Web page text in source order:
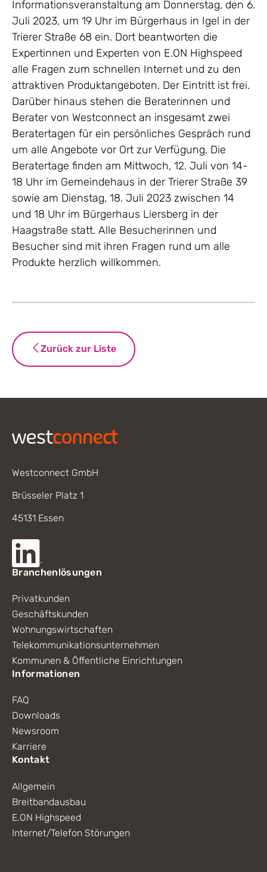
Informationsveranstaltung am Donnerstag, den 6.
Juli 2023, um 19 Uhr im Bürgerhaus in Igel in der
Trierer Straße 68 ein. Dort beantworten die
Expertinnen und Experten von E.ON Highspeed
alle Fragen zum schnellen Internet und zu den
attraktiven Produktangeboten. Der Eintritt ist frei.
Darüber hinaus stehen die Beraterinnen und
Berater von Westconnect an insgesamt zwei
Beratertagen für ein persönliches Gespräch rund
um alle Angebote vor Ort zur Verfügung. Die
Beratertage finden am Mittwoch, 12. Juli von 14-
18 Uhr im Gemeindehaus in der Trierer Straße 39
sowie am Dienstag, 18. Juli 2023 zwischen 14
und 18 Uhr im Bürgerhaus Liersberg in der
Haagstraße statt. Alle Besucherinnen und
Besucher sind mit ihren Fragen rund um alle
Produkte herzlich willkommen.
Zurück zur Liste
Westconnect GmbH
Brüsseler Platz 1
45131 Essen
Branchenlösungen
Privatkunden
Geschäftskunden
Wohnungswirtschaften
Telekommunikationsunternehmen
Kommunen & Öffentliche Einrichtungen
Informationen
FAQ
Downloads
Newsroom
Karriere
Kontakt
Allgemein
Breitbandausbau
E.ON Highspeed
Internet/Telefon Störungen